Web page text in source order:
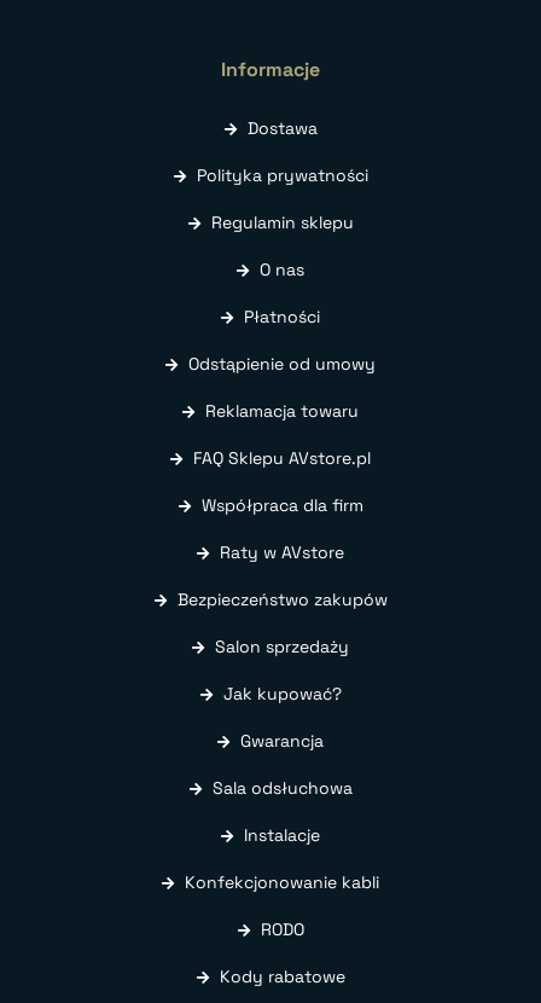
Informacje
Dostawa
Polityka prywatności
Regulamin sklepu
O nas
Płatności
Odstąpienie od umowy
Reklamacja towaru
FAQ Sklepu AVstore.pl
Współpraca dla firm
Raty w AVstore
Bezpieczeństwo zakupów
Salon sprzedaży
Jak kupować?
Gwarancja
Sala odsłuchowa
Instalacje
Konfekcjonowanie kabli
RODO
Kody rabatowe